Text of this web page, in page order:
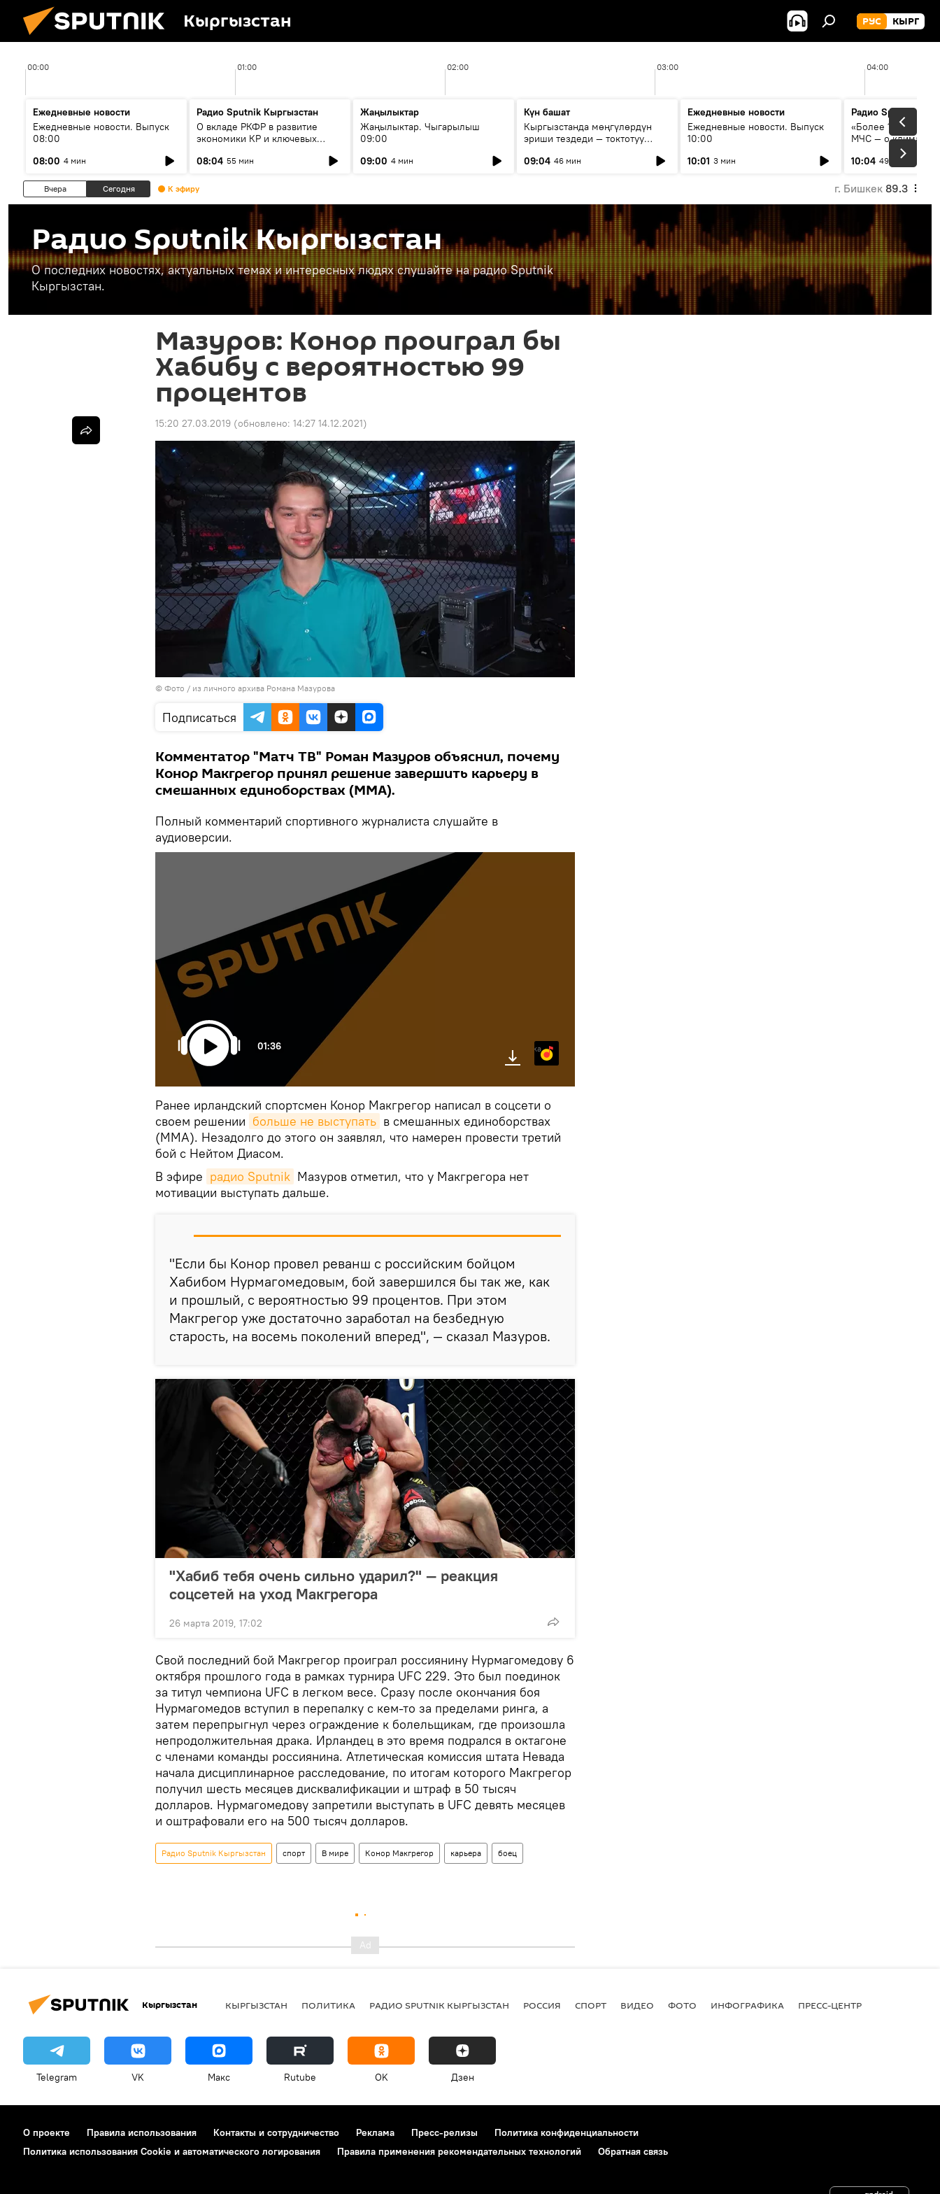
Кыргызстан РУС КЫРГ
00:00 01:00 02:00 03:00 04:00
Ежедневные новости
Ежедневные новости. Выпуск
08:00
08:00 4 мин
Радио Sputnik Кыргызстан
О вкладе РКФР в развитие
экономики КР и ключевых
08:04 55 мин
Жаңылыктар
Жаңылыктар. Чыгарылыш
09:00
09:00 4 мин
Күн башат
Кыргызстанда мөңгүлөрдүн
эриши тездеди — токтотуу
09:04 46 мин
Ежедневные новости
Ежедневные новости. Выпуск
10:00
10:01 3 мин
Радио Sputnik
«Более 1200 сёл в
МЧС — о климате,
системе
населения
10:04 49 мин
Вчера Сегодня К эфиру г. Бишкек 89.3
Радио Sputnik Кыргызстан
О последних новостях, актуальных темах и интересных людях слушайте на радио Sputnik
Кыргызстан.
Мазуров: Конор проиграл бы
Хабибу с вероятностью 99
процентов
15:20 27.03.2019 (обновлено: 14:27 14.12.2021)
© Фото / из личного архива Романа Мазурова
Подписаться
Комментатор "Матч ТВ" Роман Мазуров объяснил, почему
Конор Макгрегор принял решение завершить карьеру в
смешанных единоборствах (MMA).
Полный комментарий спортивного журналиста слушайте в
аудиоверсии.
01:36 Яндекс.Музыка
Ранее ирландский спортсмен Конор Макгрегор написал в соцсети о
своем решении больше не выступать в смешанных единоборствах
(MMA). Незадолго до этого он заявлял, что намерен провести третий
бой с Нейтом Диасом.
В эфире радио Sputnik Мазуров отметил, что у Макгрегора нет
мотивации выступать дальше.
"Если бы Конор провел реванш с российским бойцом
Хабибом Нурмагомедовым, бой завершился бы так же, как
и прошлый, с вероятностью 99 процентов. При этом
Макгрегор уже достаточно заработал на безбедную
старость, на восемь поколений вперед", — сказал Мазуров.
"Хабиб тебя очень сильно ударил?" — реакция
соцсетей на уход Макгрегора
26 марта 2019, 17:02
Свой последний бой Макгрегор проиграл россиянину Нурмагомедову 6
октября прошлого года в рамках турнира UFC 229. Это был поединок
за титул чемпиона UFC в легком весе. Сразу после окончания боя
Нурмагомедов вступил в перепалку с кем-то за пределами ринга, а
затем перепрыгнул через ограждение к болельщикам, где произошла
непродолжительная драка. Ирландец в это время подрался в октагоне
с членами команды россиянина. Атлетическая комиссия штата Невада
начала дисциплинарное расследование, по итогам которого Макгрегор
получил шесть месяцев дисквалификации и штраф в 50 тысяч
долларов. Нурмагомедову запретили выступать в UFC девять месяцев
и оштрафовали его на 500 тысяч долларов.
Радио Sputnik Кыргызстан спорт В мире Конор Макгрегор карьера боец
Кыргызстан КЫРГЫЗСТАН ПОЛИТИКА РАДИО SPUTNIK КЫРГЫЗСТАН РОССИЯ СПОРТ ВИДЕО ФОТО ИНФОГРАФИКА ПРЕСС-ЦЕНТР
Telegram VK Макс Rutube OK Дзен
О проекте Правила использования Контакты и сотрудничество Реклама Пресс-релизы
Политика конфиденциальности
Политика использования Cookie и автоматического логирования
Правила применения рекомендательных технологий Обратная связь